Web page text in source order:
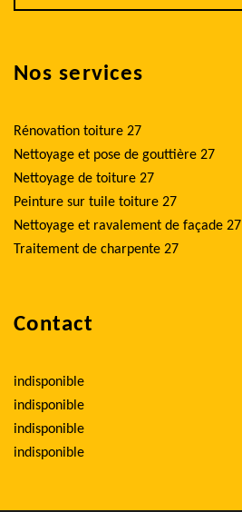
Nos services
Rénovation toiture 27
Nettoyage et pose de gouttière 27
Nettoyage de toiture 27
Peinture sur tuile toiture 27
Nettoyage et ravalement de façade 27
Traitement de charpente 27
Contact
indisponible
indisponible
indisponible
indisponible